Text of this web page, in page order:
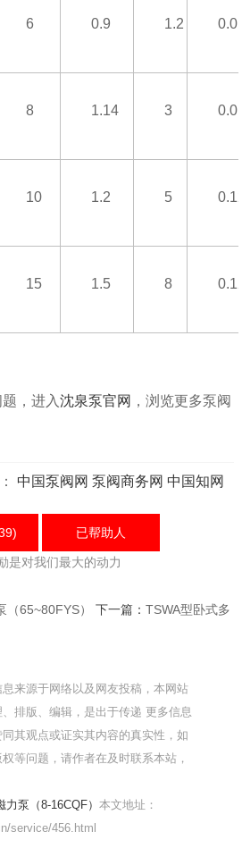
6 0.9 1.2
8 1.14 3
10 1.2 5
15 1.5 8
，进入沈泉泵官网 ，浏览更多泵阀
中国泵阀网 泵阀商务网 中国知网
已帮助 人
是对我们最大的动力
（65~80FYS） 下一篇：TSWA型卧式多
来源于网络以及网友投稿，本网站
排版、编辑，是出于传递 更多信息
其观点或证实其内容的真实性，如
等问题，请作者在及时联系本站，
力泵（8-16CQF）本文地址：
service/456.html